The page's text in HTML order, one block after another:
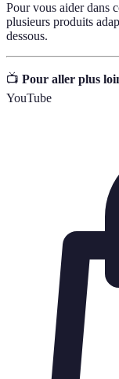
Pour vous aider dans
plusieurs produits
dessous.
📺 Pour aller plus
YouTube